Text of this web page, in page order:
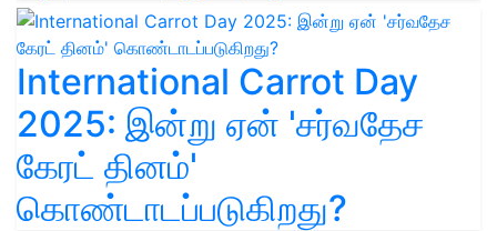
International Carrot Day
2025: இன்று ஏன் 'சர்வதேச
கேரட் தினம்'
கொண்டாடப்படுகிறது?